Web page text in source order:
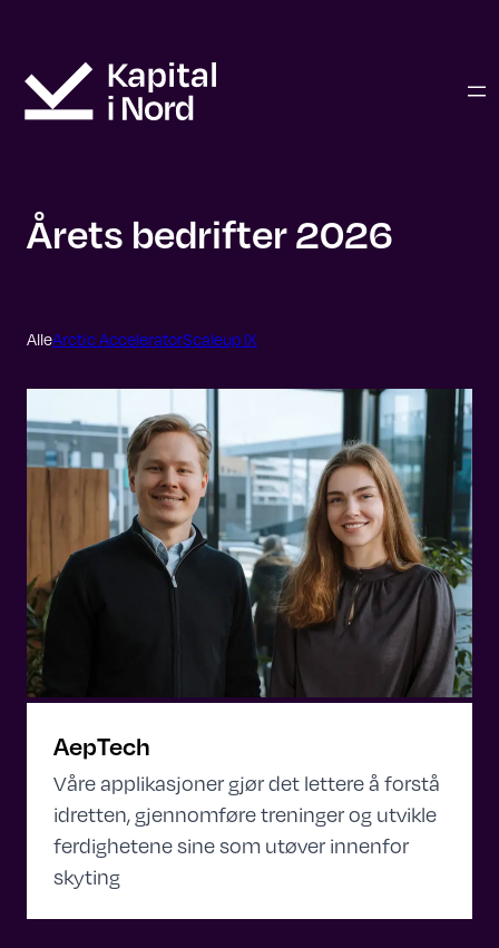
Årets bedrifter 2026
AlleArctic AcceleratorScaleup IX
AepTech
Våre applikasjoner gjør det lettere å forstå
idretten, gjennomføre treninger og utvikle
ferdighetene sine som utøver innenfor
skyting